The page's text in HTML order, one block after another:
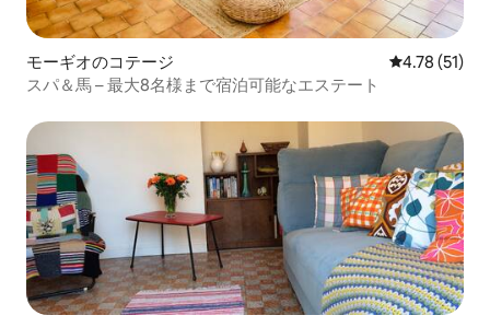
モーギオのコテージ レビュー51
4.78 (51)
スパ＆馬 – 最大8名様まで宿泊可能なエステート